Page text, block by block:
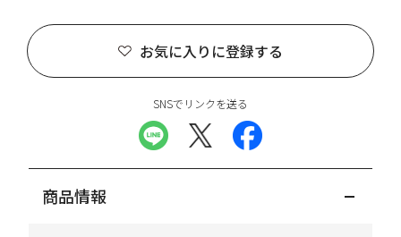
お気に入りに登録する
SNSでリンクを送る
商品情報